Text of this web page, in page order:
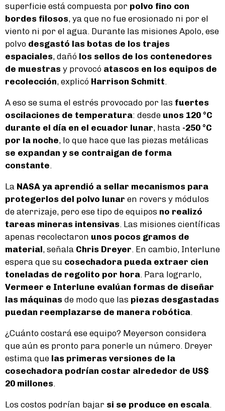
superficie está compuesta por polvo fino con
bordes filosos, ya que no fue erosionado ni por el
viento ni por el agua. Durante las misiones Apolo, ese
polvo desgastó las botas de los trajes
espaciales, dañó los sellos de los contenedores
de muestras y provocó atascos en los equipos de
recolección, explicó Harrison Schmitt
A eso se suma el estrés provocado por las fuertes
oscilaciones de temperatura: desde unos 120 °C
durante el día en el ecuador lunar, hasta -250 °C
por la noche, lo que hace que las piezas metálicas
se expandan y se contraigan de forma
constante
La NASA ya aprendió a sellar mecanismos para
protegerlos del polvo lunar en rovers y módulos
de aterrizaje, pero ese tipo de equipos no realizó
tareas mineras intensivas . Las misiones científicas
apenas recolectaron unos pocos gramos de
material, señala Chris Dreyer . En cambio, Interlune
espera que su cosechadora pueda extraer cien
toneladas de regolito por hora . Para lograrlo,
Vermeer e Interlune evalúan formas de diseñar
las máquinas de modo que las piezas desgastadas
puedan reemplazarse de manera robótica
¿Cuánto costará ese equipo? Meyerson considera
que aún es pronto para ponerle un número. Dreyer
estima que las primeras versiones de la
cosechadora podrían costar alrededor de US$
20 millones
Los costos podrían bajar si se produce en escala